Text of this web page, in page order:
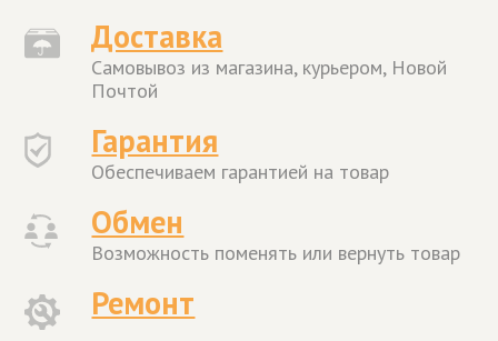
Доставка
Самовывоз из магазина, курьером, Новой
Почтой
Гарантия
Обеспечиваем гарантией на товар
Обмен
Возможность поменять или вернуть товар
Ремонт